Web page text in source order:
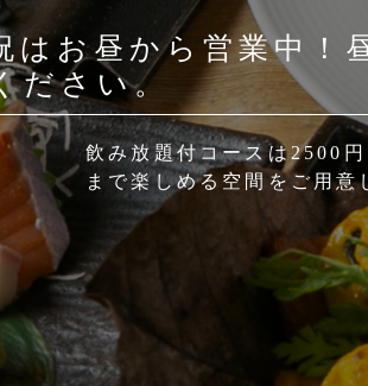
はお昼から営業中！
ださい。
飲み放題付コースは2500
まで楽しめる空間をご用意